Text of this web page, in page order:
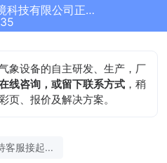
山东天合环境科技有限公司正在为您服务
象设备的自主研发、生产，厂
线咨询，或留下联系方式 ，稍
页、报价及解决方案。
客服接起...